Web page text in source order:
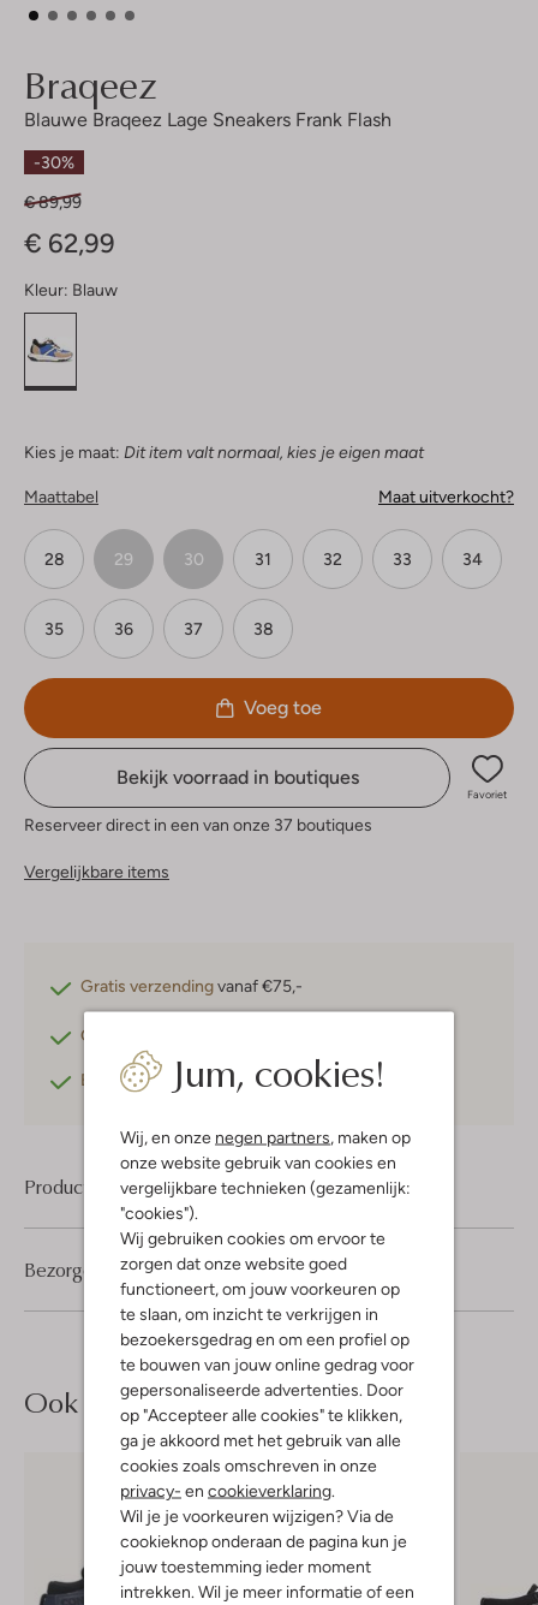
Jum, cookies!
Wij, en onze negen partners , maken op
onze website gebruik van cookies en
vergelijkbare technieken (gezamenlijk:
"cookies").
Wij gebruiken cookies om ervoor te
zorgen dat onze website goed
functioneert, om jouw voorkeuren op
te slaan, om inzicht te verkrijgen in
bezoekersgedrag en om een profiel op
te bouwen van jouw online gedrag voor
gepersonaliseerde advertenties. Door
op "Accepteer alle cookies" te klikken,
ga je akkoord met het gebruik van alle
cookies zoals omschreven in onze
privacy- en cookieverklaring
Wil je je voorkeuren wijzigen? Via de
cookieknop onderaan de pagina kun je
jouw toestemming ieder moment
intrekken. Wil je meer informatie of een
Braqeez
Blauwe Braqeez Lage Sneakers Frank Flash
-30%
€ 89,99
€ 62,99
Kleur: Blauw
Kies je maat: Dit item valt normaal, kies je eigen maat
Maattabel Maat uitverkocht?
28 29 30 31 32 33 34
35 36 37 38
Voeg toe
Bekijk voorraad in boutiques
Favoriet
Reserveer direct in een van onze 37 boutiques
Vergelijkbare items
Gratis verzendingvanaf €75,-
Gratis retourneren
Betaal achterafmet Klarna
Product informatie
Bezorgen & retourneren
Ook iets voor jou?